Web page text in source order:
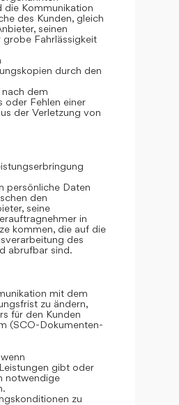
die Kommunikation
des Kunden, gleich
seinen
Fahrlässigkeit
durch den
dem
oder Fehlen einer
der Verletzung von
persönliche Daten
den
seine
in
kommen, die auf die
des
abrufbar sind.
mit dem
zu ändern,
für den Kunden
(SCO-Dokumenten-
gibt oder
notwendige
zu